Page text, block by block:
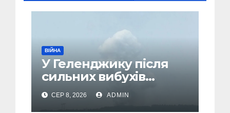
ВІЙНА
У Геленджику після
сильних вибухів
почалася масова
евакуація
СЕР 8, 2026 ADMIN